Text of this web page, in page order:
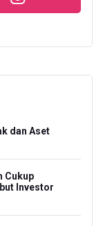
dan Aset
Cukup
Investor